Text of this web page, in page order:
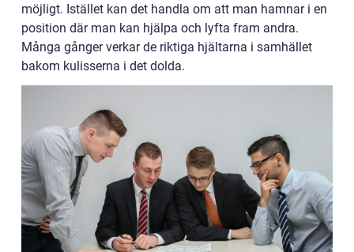
möjligt. Istället kan det handla om att man hamnar i en
position där man kan hjälpa och lyfta fram andra.
Många gånger verkar de riktiga hjältarna i samhället
bakom kulisserna i det dolda.